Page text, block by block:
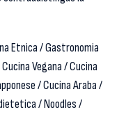
Etnica / Gastronomia
Vegana / Cucina
/ Cucina Araba /
/ Noodles /